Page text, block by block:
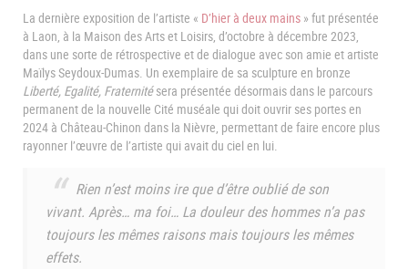
La dernière exposition de l’artiste « D’hier à deux mains » fut présentée
à Laon, à la Maison des Arts et Loisirs, d’octobre à décembre 2023,
dans une sorte de rétrospective et de dialogue avec son amie et artiste
Maïlys Seydoux-Dumas. Un exemplaire de sa sculpture en bronze
Liberté, Egalité, Fraternitésera présentée désormais dans le parcours
permanent de la nouvelle Cité muséale qui doit ouvrir ses portes en
2024 à Château-Chinon dans la Nièvre, permettant de faire encore plus
rayonner l’œuvre de l’artiste qui avait du ciel en lui.
Rien n’est moins ire que d’être oublié de son
vivant. Après… ma foi… La douleur des hommes n’a pas
toujours les mêmes raisons mais toujours les mêmes
effets.